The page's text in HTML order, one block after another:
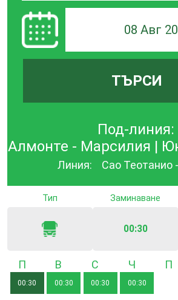
08 Авг
ТЪРСИ
Под-линия:
Алмонте - Марсилия |
Линия: Сао Теотанио
Тип Заминаване
00:30
Понеделник
00:30
Вторник
00:30 00:30
Четвъртък
00:30